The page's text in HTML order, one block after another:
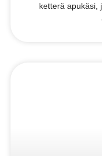
ketterä apukäsi,